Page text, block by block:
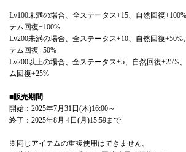
Lv100未満の場合、全ステータス+15、自然回復
テム回復+100%
Lv200未満の場合、全ステータス+10、自然回復
テム回復+50%
Lv200以上の場合、全ステータス+5、自然回復+25%
ム回復+25%
■販売期間
開始：2025年7月31日(木)16:00～
終了：2025年8月 4日(月)15:59まで
※同じアイテムの重複使用はできません。